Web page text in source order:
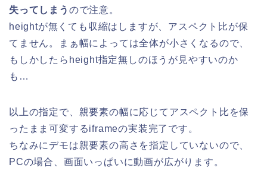
失ってしまう ので注意。
heightが無くても収縮はしますが、アスペクト比が保
てません。まぁ幅によっては全体が小さくなるので、
もしかしたらheight指定無しのほうが見やすいのか
も…
以上の指定で、親要素の幅に応じてアスペクト比を保
ったまま可変するiframeの実装完了です。
ちなみにデモは親要素の高さを指定していないので、
PCの場合、画面いっぱいに動画が広がります。